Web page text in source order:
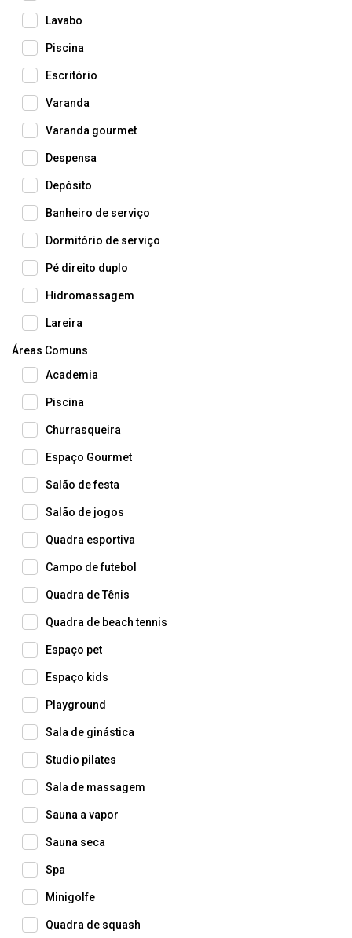
Lavabo
Piscina
Escritório
Varanda
Varanda gourmet
Despensa
Depósito
Banheiro de serviço
Dormitório de serviço
Pé direito duplo
Hidromassagem
Lareira
Áreas Comuns
Academia
Piscina
Churrasqueira
Espaço Gourmet
Salão de festa
Salão de jogos
Quadra esportiva
Campo de futebol
Quadra de Tênis
Quadra de beach tennis
Espaço pet
Espaço kids
Playground
Sala de ginástica
Studio pilates
Sala de massagem
Sauna a vapor
Sauna seca
Spa
Minigolfe
Quadra de squash